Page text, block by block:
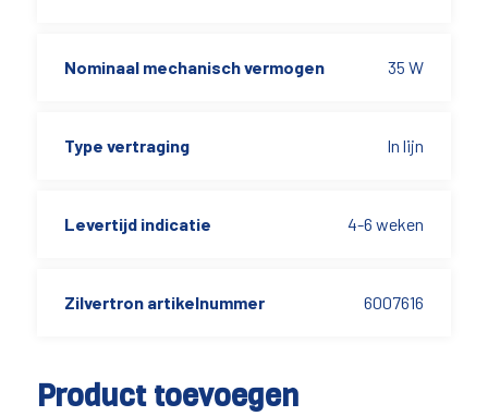
Product toevoegen
Nominaal mechanisch vermogen 35 W
Type vertraging In lijn
Levertijd indicatie 4-6 weken
Zilvertron artikelnummer 6007616